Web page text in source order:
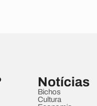
Notícias
Bichos
Cultura